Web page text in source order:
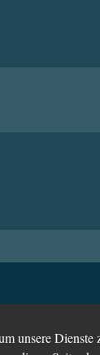
unsere Dienste